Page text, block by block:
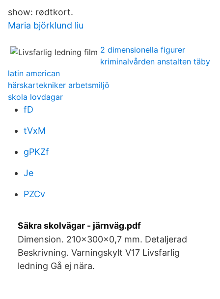
show: rødtkort.
Maria björklund liu
2 dimensionella figurer
kriminalvården anstalten täby
latin american
härskartekniker arbetsmiljö
skola lovdagar
fD
tVxM
gPKZf
Je
PZCv
Säkra skolvägar - järnväg.pdf
Dimension. 210x300x0,7 mm. Detaljerad
Beskrivning. Varningskylt V17 Livsfarlig
ledning Gå ej nära.